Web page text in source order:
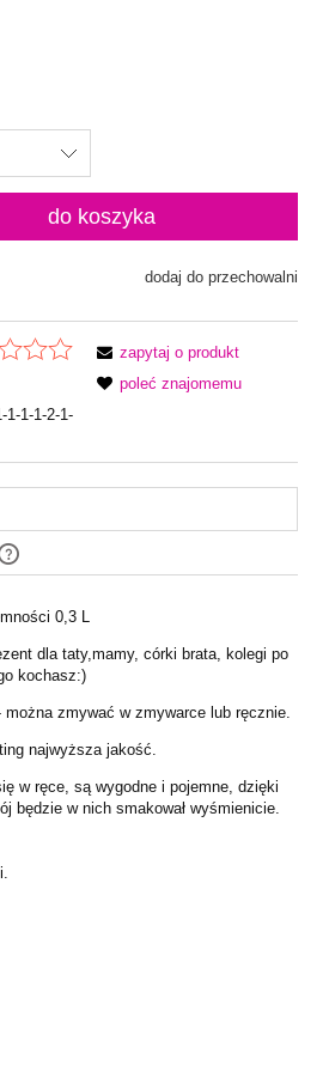
do koszyka
dodaj do przechowalni
1-1-1-2-1-
zapytaj o produkt
poleć znajomemu
kosztów płatności
0,3 L
dla taty,mamy, córki brata, kolegi po
kochasz:)
zmywać w zmywarce lub ręcznie.
najwyższa jakość.
w ręce, są wygodne i pojemne, dzięki
będzie w nich smakował wyśmienicie.